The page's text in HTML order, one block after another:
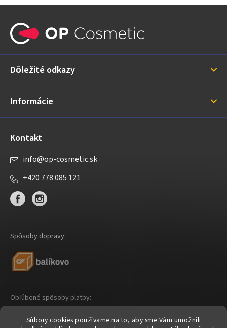
Súbory cookies používame na to, aby sme Vám umožnili
ä
i
Dôležité odkazy
Informácie
Kontakt
info@op-cosmetic.sk
+420 778 085 121
Spôsoby dopravy:
Obľúbené spôsoby platby: